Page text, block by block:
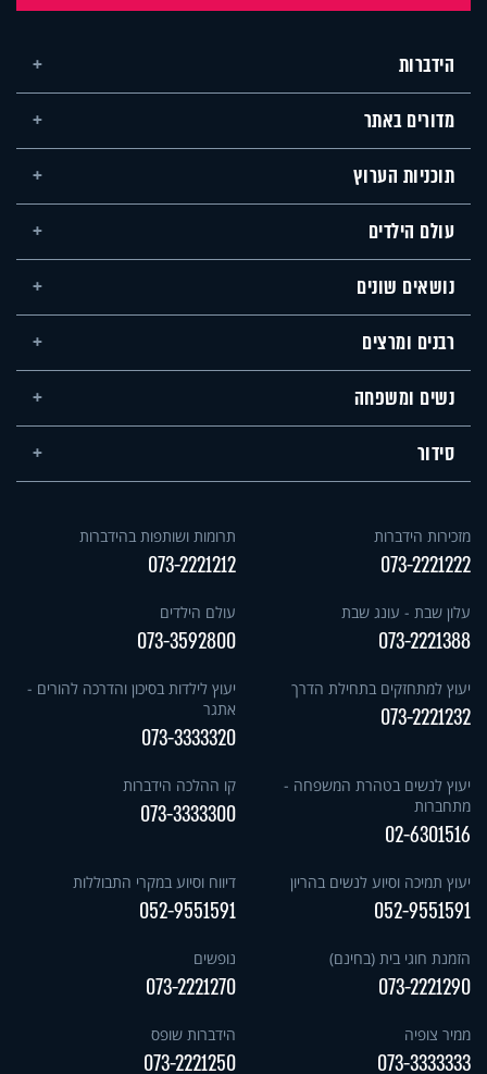
הידברות
מדורים באתר
תוכניות הערוץ
עולם הילדים
נושאים שונים
רבנים ומרצים
נשים ומשפחה
סידור
מזכירות הידברות
073-2221222
תרומות ושותפות בהידברות
073-2221212
עלון שבת - עונג שבת
073-2221388
עולם הילדים
073-3592800
יעוץ למתחזקים בתחילת הדרך
073-2221232
יעוץ לילדות בסיכון והדרכה להורים -
אתגר
073-3333320
יעוץ לנשים בטהרת המשפחה -
מתחברות
02-6301516
קו ההלכה הידברות
073-3333300
יעוץ תמיכה וסיוע לנשים בהריון
052-9551591
דיווח וסיוע במקרי התבוללות
052-9551591
הזמנת חוגי בית (בחינם)
073-2221290
נופשים
073-2221270
ממיר צופיה
073-3333333
הידברות שופס
073-2221250